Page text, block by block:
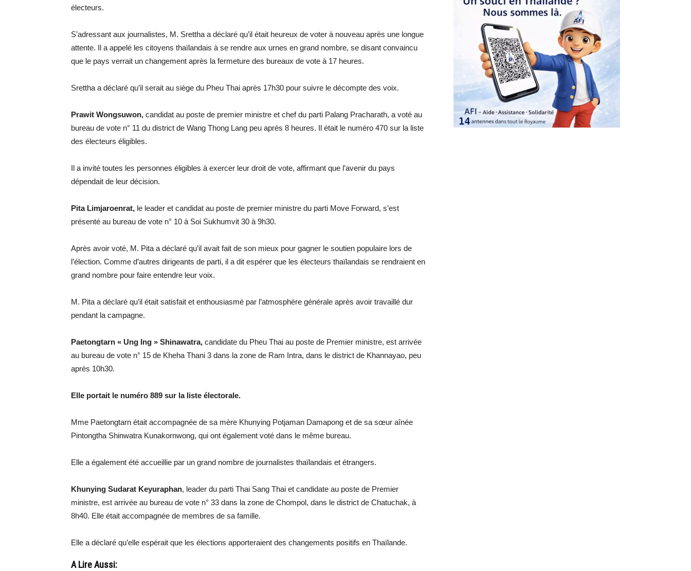
électeurs.
S’adressant aux journalistes, M. Srettha a déclaré qu’il était heureux de voter à nouveau après une longue
attente. Il a appelé les citoyens thaïlandais à se rendre aux urnes en grand nombre, se disant convaincu
que le pays verrait un changement après la fermeture des bureaux de vote à 17 heures.
Srettha a déclaré qu’il serait au siège du Pheu Thai après 17h30 pour suivre le décompte des voix.
Prawit Wongsuwon, candidat au poste de premier ministre et chef du parti Palang Pracharath, a voté au
bureau de vote n° 11 du district de Wang Thong Lang peu après 8 heures. Il était le numéro 470 sur la liste
des électeurs éligibles.
Il a invité toutes les personnes éligibles à exercer leur droit de vote, affirmant que l’avenir du pays
dépendait de leur décision.
Pita Limjaroenrat, le leader et candidat au poste de premier ministre du parti Move Forward, s’est
présenté au bureau de vote n° 10 à Soi Sukhumvit 30 à 9h30.
Après avoir voté, M. Pita a déclaré qu’il avait fait de son mieux pour gagner le soutien populaire lors de
l’élection. Comme d’autres dirigeants de parti, il a dit espérer que les électeurs thaïlandais se rendraient en
grand nombre pour faire entendre leur voix.
M. Pita a déclaré qu’il était satisfait et enthousiasmé par l’atmosphère générale après avoir travaillé dur
pendant la campagne.
Paetongtarn « Ung Ing » Shinawatra, candidate du Pheu Thai au poste de Premier ministre, est arrivée
au bureau de vote n° 15 de Kheha Thani 3 dans la zone de Ram Intra, dans le district de Khannayao, peu
après 10h30.
Elle portait le numéro 889 sur la liste électorale.
Mme Paetongtarn était accompagnée de sa mère Khunying Potjaman Damapong et de sa sœur aînée
Pintongtha Shinwatra Kunakornwong, qui ont également voté dans le même bureau.
Elle a également été accueillie par un grand nombre de journalistes thaïlandais et étrangers.
Khunying Sudarat Keyuraphan, leader du parti Thai Sang Thai et candidate au poste de Premier
ministre, est arrivée au bureau de vote n° 33 dans la zone de Chompol, dans le district de Chatuchak, à
8h40. Elle était accompagnée de membres de sa famille.
Elle a déclaré qu’elle espérait que les élections apporteraient des changements positifs en Thaïlande.
A Lire Aussi: